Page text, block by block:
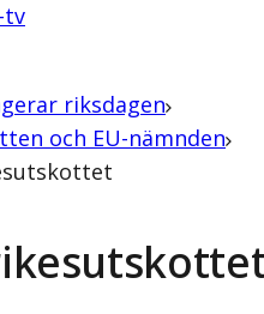
tv
riksdagen
och EU-nämnden